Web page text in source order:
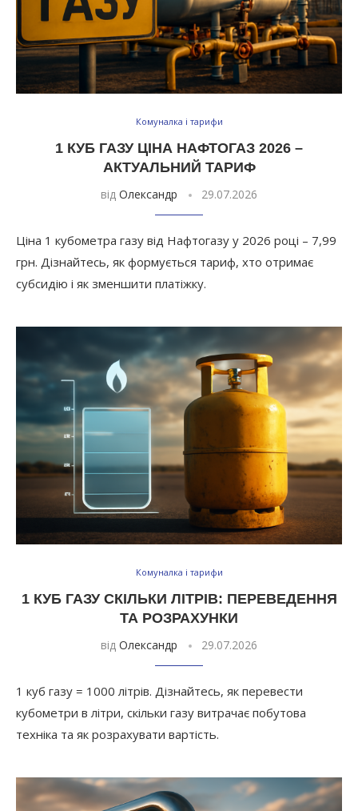
Комуналка і тарифи
1 КУБ ГАЗУ ЦІНА НАФТОГАЗ 2026 –
АКТУАЛЬНИЙ ТАРИФ
від Олександр 29.07.2026
Ціна 1 кубометра газу від Нафтогазу у 2026 році – 7,99
грн. Дізнайтесь, як формується тариф, хто отримає
субсидію і як зменшити платіжку.
Комуналка і тарифи
1 КУБ ГАЗУ СКІЛЬКИ ЛІТРІВ: ПЕРЕВЕДЕННЯ
ТА РОЗРАХУНКИ
від Олександр 29.07.2026
1 куб газу = 1000 літрів. Дізнайтесь, як перевести
кубометри в літри, скільки газу витрачає побутова
техніка та як розрахувати вартість.